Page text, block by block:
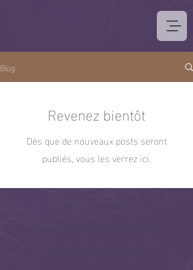
Blog
Revenez bientôt
Dès que de nouveaux posts seront
publiés, vous les verrez ici.
Mentions légales
Politique en matière de cookies